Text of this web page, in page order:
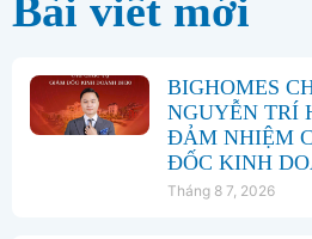
Bài viết mới
BIGHOMES
NGUYỄN TRÍ
ĐẢM NHIỆM
ĐỐC KINH
Tháng 8 7, 2026